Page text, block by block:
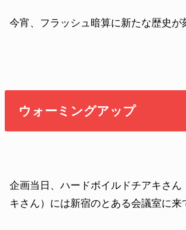
今宵、フラッシュ暗算に新たな歴史が
ウォーミングアップ
企画当日、ハードボイルドチアキさん
キさん）には新宿のとある会議室に来